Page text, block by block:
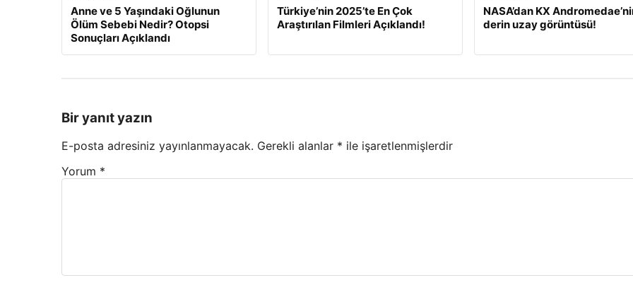
Anne ve 5 Yaşındaki Oğlunun
Ölüm Sebebi Nedir? Otopsi
Sonuçları Açıklandı
Türkiye’nin 2025’te En Çok
Araştırılan Filmleri Açıklandı!
NASA’dan KX
derin uzay görüntüsü!
Bir yanıt yazın
E-posta adresiniz yayınlanmayacak. Gerekli alanlar * ile işaretlenmişlerdir
Yorum *